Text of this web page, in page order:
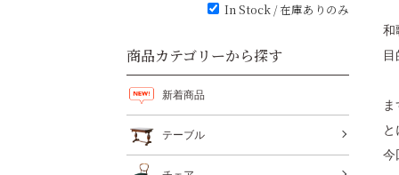
和
今
In Stock / 在庫ありのみ
商品カテゴリーから探す
新着商品
テーブル